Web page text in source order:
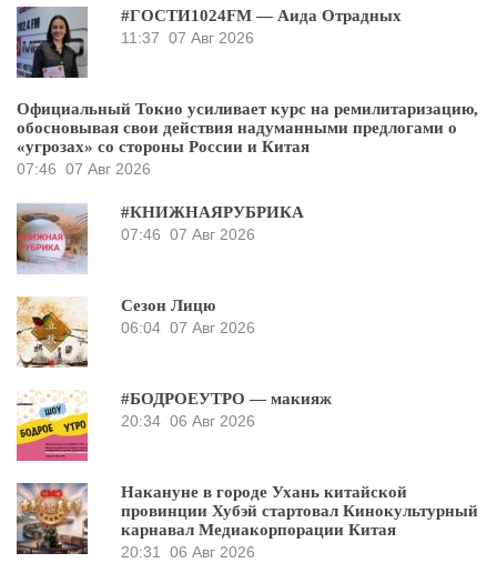
#ГОСТИ1024FM — Аида Отрадных
11:37 07 Авг 2026
Официальный Токио усиливает курс на ремилитаризацию,
обосновывая свои действия надуманными предлогами о
«угрозах» со стороны России и Китая
07:46 07 Авг 2026
#КНИЖНАЯРУБРИКА
07:46 07 Авг 2026
Сезон Лицю
06:04 07 Авг 2026
#БОДРОЕУТРО — макияж
20:34 06 Авг 2026
Накануне в городе Ухань китайской
провинции Хубэй стартовал Кинокультурный
карнавал Медиакорпорации Китая
20:31 06 Авг 2026